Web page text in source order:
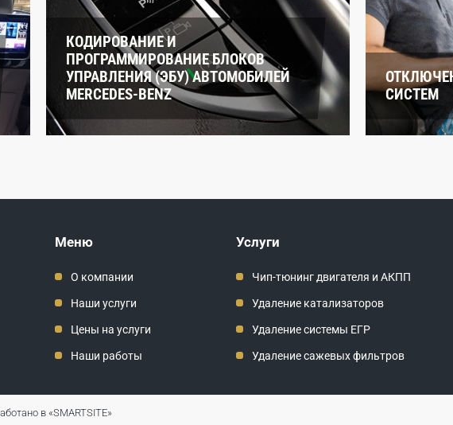
КОДИРОВАНИЕ И
ПРОГРАММИРОВАНИЕ БЛОКОВ
УПРАВЛЕНИЯ (ЭБУ) АВТОМОБИЛЕЙ
MERCEDES-BENZ
СИСТЕМ
Меню
О компании
Наши услуги
Цены на услуги
Наши работы
Услуги
Чип-тюнинг двигателя и АКПП
Удаление катализаторов
Удаление системы ЕГР
Удаление сажевых фильтров
в «SMARTSITE»